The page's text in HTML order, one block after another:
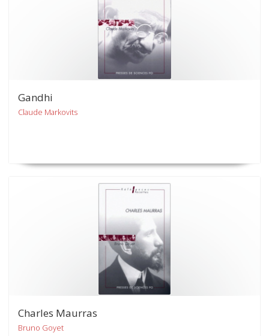
Gandhi
Claude Markovits
Charles Maurras
Bruno Goyet